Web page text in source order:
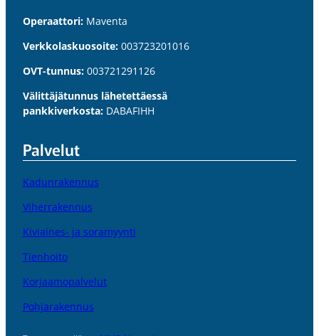
Operaattori:Maventa
Verkkolaskuosoite:003723201016
OVT-tunnus:003721291126
Välittäjätunnus lähetettäessä
pankkiverkosta:DABAFIHH
Palvelut
Kadunrakennus
Viherrakennus
Kiviaines- ja soramyynti
Tienhoito
Korjaamopalvelut
Pohjarakennus